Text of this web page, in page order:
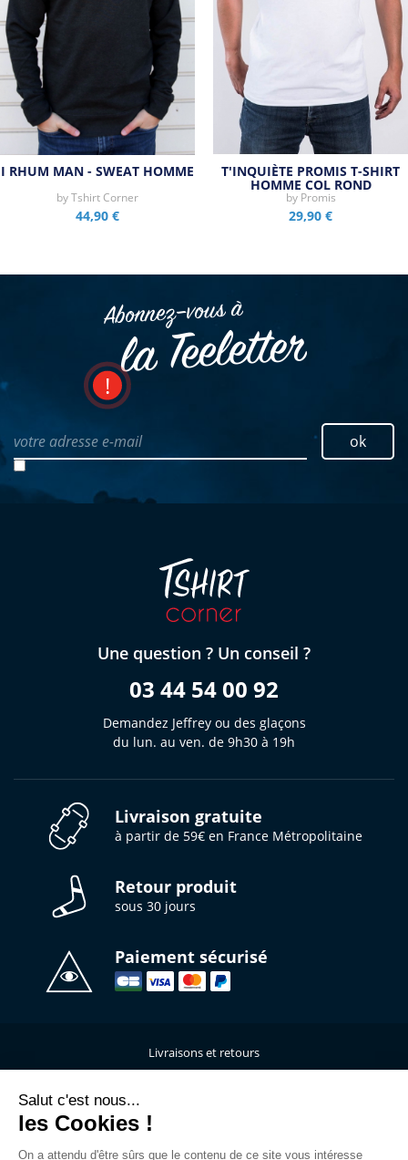
I RHUM MAN - SWEAT HOMME
byTshirt Corner
44,90 €
T'INQUIÈTE PROMIS T-SHIRT
HOMME COL ROND
by Promis
29,90 €
Abonnez–vous à
la Teeletter
votre adresse e-mail ok
Une question ? Un conseil ?
03 44 54 00 92
Demandez Jeffrey ou des glaçons
du lun. au ven. de 9h30 à 19h
Livraison gratuite
à partir de 59€ en France Métropolitaine
Retour produit
sous 30 jours
Paiement sécurisé
Livraisons et retours
Qui sommes-nous ?
Salut c'est nous...
les Cookies !
On a attendu d'être sûrs que le contenu de ce site vous intéresse